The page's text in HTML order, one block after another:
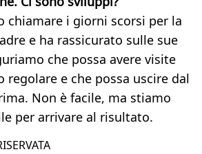
chiamare i giorni scorsi per la
e ha rassicurato sulle sue
che possa avere visite
regolare e che possa uscire dal
Non è facile, ma stiamo
per arrivare al risultato.